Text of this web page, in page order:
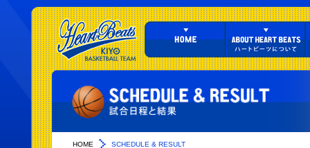
HOME SCHEDULE & RESULT